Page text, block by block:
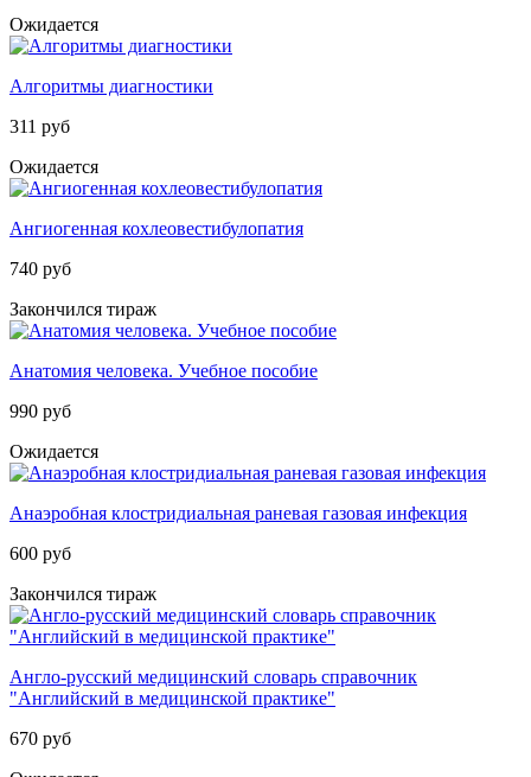
Ожидается
Алгоритмы диагностики
311 руб
Ожидается
Ангиогенная кохлеовестибулопатия
740 руб
Закончился тираж
Анатомия человека. Учебное пособие
990 руб
Ожидается
Анаэробная клостридиальная раневая газовая инфекция
600 руб
Закончился тираж
Англо-русский медицинский словарь справочник
"Английский в медицинской практике"
670 руб